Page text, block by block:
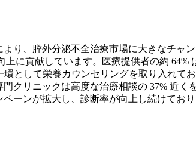
り、膵外分泌不全治療市場に大きなチャ
に貢献しています。医療提供者の約
として栄養カウンセリングを取り入れて
クリニックは高度な治療相談の 37% 近
ーンが拡大し、診断率が向上し続けてお